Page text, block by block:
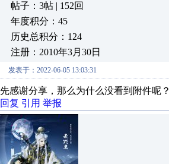
帖子：3帖 | 152回
年度积分：45
历史总积分：124
注册：2010年3月30日
发表于：2022-06-05 13:03:31
先感谢分享，那么为什么没看到附件呢？
回复 引用 举报